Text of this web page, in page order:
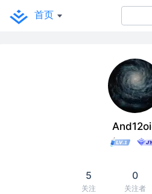
首页
5
关注
0
关注者